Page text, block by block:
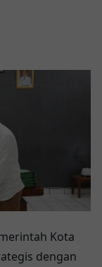
Kota
dengan